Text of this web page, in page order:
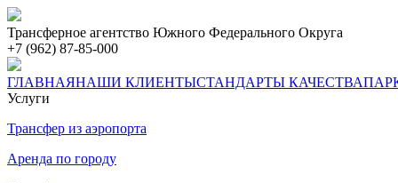
Трансферное агентство Южного Федерального Округа
+7 (962) 87-85-000
ГЛАВНАЯНАШИ КЛИЕНТЫСТАНДАРТЫ КАЧЕСТВА
Услуги
Трансфер из аэропорта
Аренда по городу